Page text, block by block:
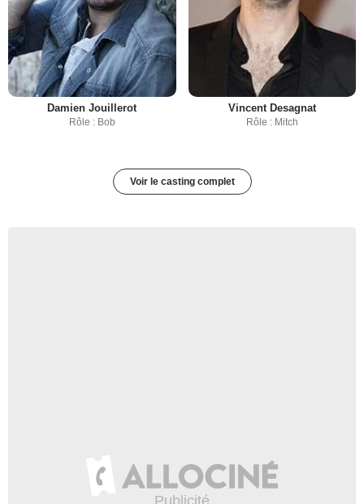
Damien Jouillerot
Rôle : Bob
Vincent Desagnat
Rôle : Mitch
Voir le casting complet